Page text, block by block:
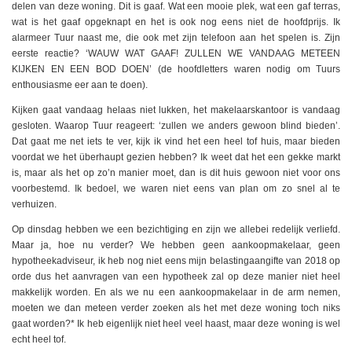
delen van deze woning. Dit is gaaf. Wat een mooie plek, wat een gaf terras,
wat is het gaaf opgeknapt en het is ook nog eens niet de hoofdprijs. Ik
alarmeer Tuur naast me, die ook met zijn telefoon aan het spelen is. Zijn
eerste reactie? ‘WAUW WAT GAAF! ZULLEN WE VANDAAG METEEN
KIJKEN EN EEN BOD DOEN’ (de hoofdletters waren nodig om Tuurs
enthousiasme eer aan te doen).
Kijken gaat vandaag helaas niet lukken, het makelaarskantoor is vandaag
gesloten. Waarop Tuur reageert: ‘zullen we anders gewoon blind bieden’.
Dat gaat me net iets te ver, kijk ik vind het een heel tof huis, maar bieden
voordat we het überhaupt gezien hebben? Ik weet dat het een gekke markt
is, maar als het op zo’n manier moet, dan is dit huis gewoon niet voor ons
voorbestemd. Ik bedoel, we waren niet eens van plan om zo snel al te
verhuizen.
Op dinsdag hebben we een bezichtiging en zijn we allebei redelijk verliefd.
Maar ja, hoe nu verder? We hebben geen aankoopmakelaar, geen
hypotheekadviseur, ik heb nog niet eens mijn belastingaangifte van 2018 op
orde dus het aanvragen van een hypotheek zal op deze manier niet heel
makkelijk worden. En als we nu een aankoopmakelaar in de arm nemen,
moeten we dan meteen verder zoeken als het met deze woning toch niks
gaat worden?* Ik heb eigenlijk niet heel veel haast, maar deze woning is wel
echt heel tof.